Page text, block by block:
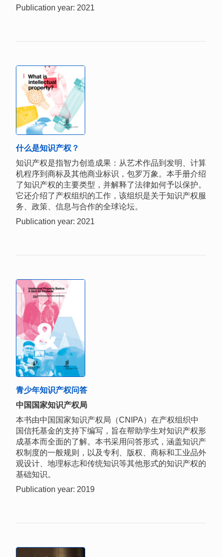
Publication year: 2021
什么是知识产权？
知识产权是指智力创造成果：从艺术作品到发明、计算
机程序到商标及其他商业标识，包罗万象。本手册介绍
了知识产权的主要类型，并解释了法律如何予以保护。
它还介绍了产权组织的工作，该组织是关于知识产权服
务、政策、信息与合作的全球论坛。
Publication year: 2021
青少年知识产权问答
中国国家知识产权局
本书由中国国家知识产权局（CNIPA）在产权组织中
国信托基金的支持下编写，旨在帮助学生对知识产权形
成基本而全面的了解。本书采用问答形式，涵盖知识产
权制度的一般规则，以及专利、版权、商标和工业品外
观设计、地理标志和传统知识等其他形式的知识产权的
基础知识。
Publication year: 2019